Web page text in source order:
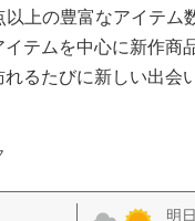
上の豊富なアイテム
テムを中心に新作商
るたびに新しい出会
明日